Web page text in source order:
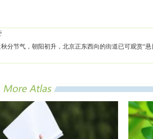
分节气，朝阳初升，北京正东西向的街道已可观赏“